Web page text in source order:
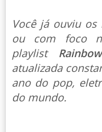
Você já ouviu os
ou com foco
playlist
atualizada
ano do pop,
do mundo.